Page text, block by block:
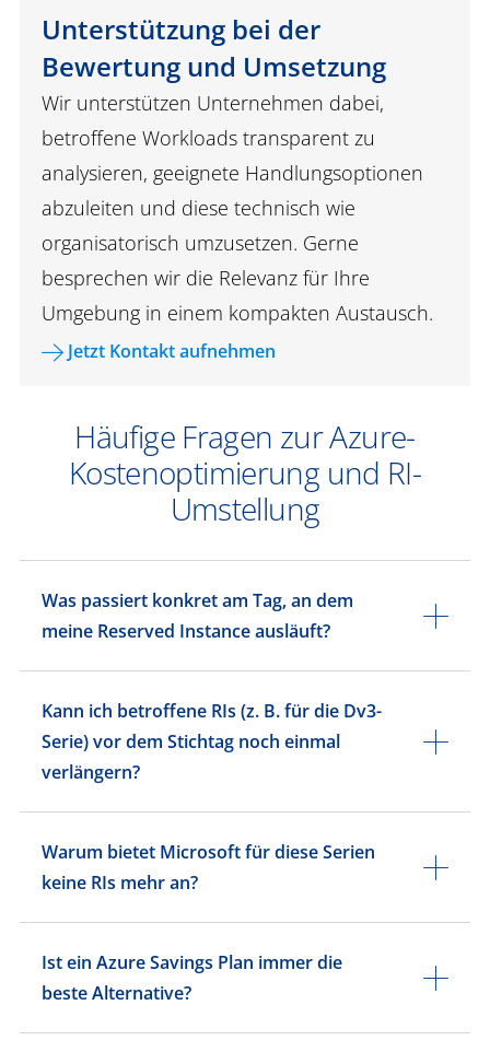
Unterstützung bei der
Bewertung und Umsetzung
Wir unterstützen Unternehmen dabei,
betroffene Workloads transparent zu
analysieren, geeignete Handlungsoptionen
abzuleiten und diese technisch wie
organisatorisch umzusetzen. Gerne
besprechen wir die Relevanz für Ihre
Umgebung in einem kompakten Austausch.
Jetzt Kontakt aufnehmen
Häufige Fragen zur Azure-
Kostenoptimierung und RI-
Umstellung
Was passiert konkret am Tag, an dem
meine Reserved Instance ausläuft?
Kann ich betroffene RIs (z. B. für die Dv3-
Serie) vor dem Stichtag noch einmal
verlängern?
Warum bietet Microsoft für diese Serien
keine RIs mehr an?
Ist ein Azure Savings Plan immer die
beste Alternative?